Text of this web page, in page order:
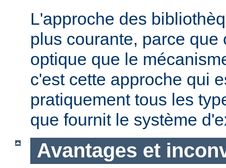
L'approche des
plus courante, parce que
optique que le
c'est cette approche qui
pratiquement tous les
que fournit le système
Avantages et